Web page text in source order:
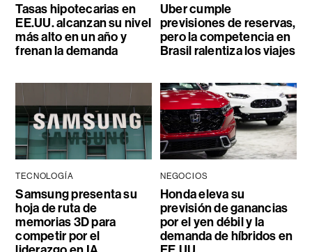
Tasas hipotecarias en
EE.UU. alcanzan su nivel
más alto en un año y
frenan la demanda
Uber cumple
previsiones de reservas,
pero la competencia en
Brasil ralentiza los viajes
TECNOLOGÍA
Samsung presenta su
hoja de ruta de
memorias 3D para
competir por el
NEGOCIOS
Honda eleva su
previsión de ganancias
por el yen débil y la
demanda de híbridos en